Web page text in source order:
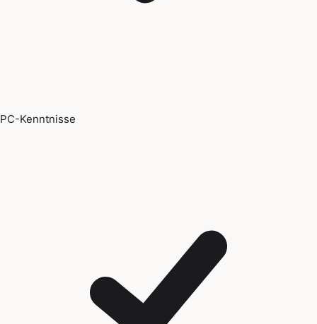
PC-Kenntnisse